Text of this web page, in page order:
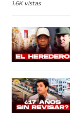
Fuerza del Pueblo
1.6K vistas